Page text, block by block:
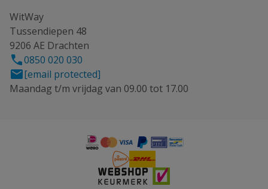
WitWay
Tussendiepen 48
9206 AE Drachten
0850 020 030
[email protected]
Maandag t/m vrijdag van 09.00 tot 17.00